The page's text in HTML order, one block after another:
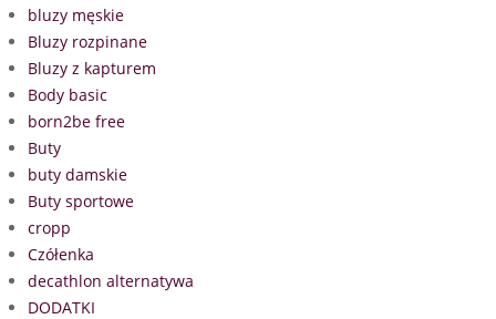
bluzy męskie
Bluzy rozpinane
Bluzy z kapturem
Body basic
born2be free
Buty
buty damskie
Buty sportowe
cropp
Czółenka
decathlon alternatywa
DODATKI